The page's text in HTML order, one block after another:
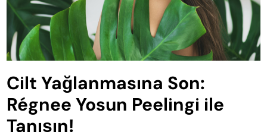
Cilt Yağlanmasına Son:
Régnee Yosun Peelingi ile
Tanışın!